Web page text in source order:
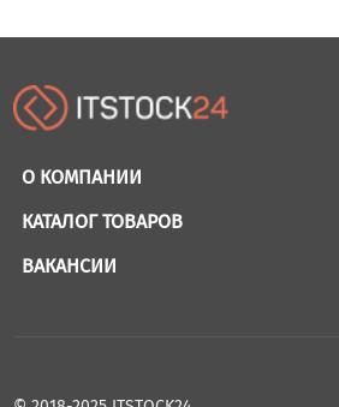
О КОМПАНИИ
КАТАЛОГ ТОВАРОВ
ВАКАНСИИ